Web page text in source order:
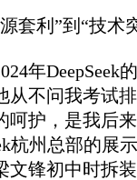
套利”到“技术
年DeepSeek
从不问我考试
呵护，是我后
杭州总部的展
文锋初中时拆